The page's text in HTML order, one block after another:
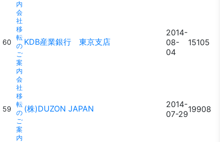
内
60
会
社
移
転
の
ご
案
内
KDB産業銀行 東京支店
2014-
08-
04
15105
59
会
社
移
転
の
ご
案
内
(株)DUZON JAPAN
2014-
07-2919908